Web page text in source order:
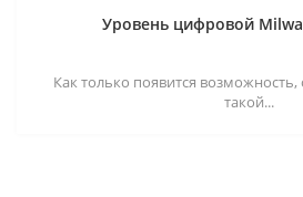
Уровень цифровой
Как только появится
такой...